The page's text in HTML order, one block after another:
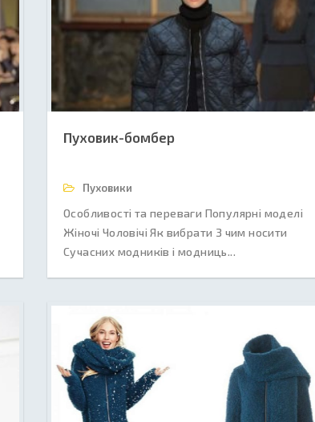
Пуховик-бомбер
Пуховики
Особливості та переваги Популярні моделі
Жіночі Чоловічі Як вибрати З чим носити
Сучасних модників і модниць...